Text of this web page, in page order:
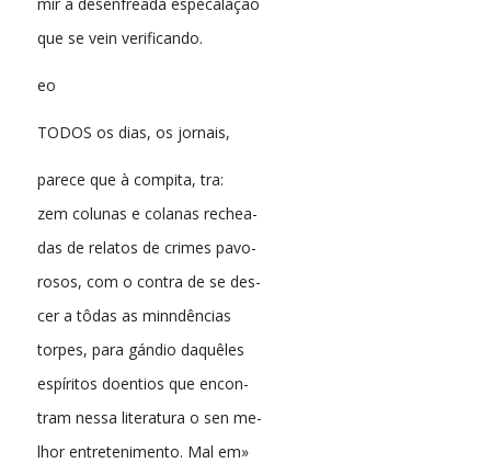
que se vein verificando.
eo
TODOS os dias, os jornais,
parece que à compita, tra:
zem colunas e colanas rechea-
das de relatos de crimes pavo-
rosos, com o contra de se des-
cer a tôdas as minndências
torpes, para gándio daquêles
espíritos doentios que encon-
tram nessa literatura o sen me-
lhor entretenimento. Mal em»